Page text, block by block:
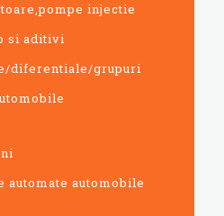
injectie
si aditivi
diferentiale/grupuri
automate automobile